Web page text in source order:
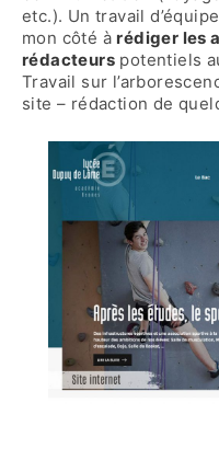
etc.). Un travail
mon côté à rédiger les
rédacteurs potentiels
Travail sur
site – rédaction de